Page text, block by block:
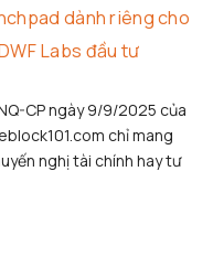
dành riêng cho
Labs đầu tư
CP ngày 9/9/2025 của
chỉ mang
nghị tài chính hay tư